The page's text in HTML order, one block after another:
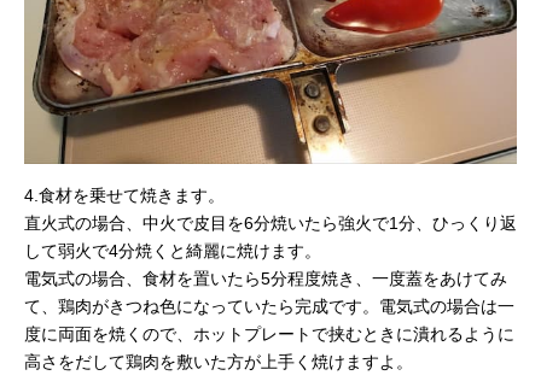
4.食材を乗せて焼きます。
直火式の場合、中火で皮目を6分焼いたら強火で1分、ひっくり返
して弱火で4分焼くと綺麗に焼けます。
電気式の場合、食材を置いたら5分程度焼き、一度蓋をあけてみ
て、鶏肉がきつね色になっていたら完成です。電気式の場合は一
度に両面を焼くので、ホットプレートで挟むときに潰れるように
高さをだして鶏肉を敷いた方が上手く焼けますよ。